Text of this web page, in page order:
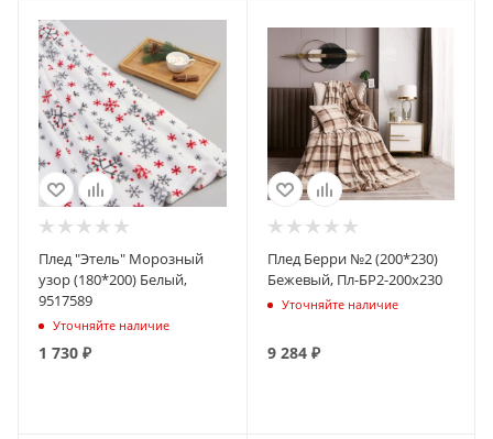
Плед "Этель" Морозный
узор (180*200) Белый,
9517589
Уточняйте наличие
1 730 ₽
Плед Берри №2 (200*230)
Бежевый, Пл-БР2-200х230
Уточняйте наличие
9 284₽